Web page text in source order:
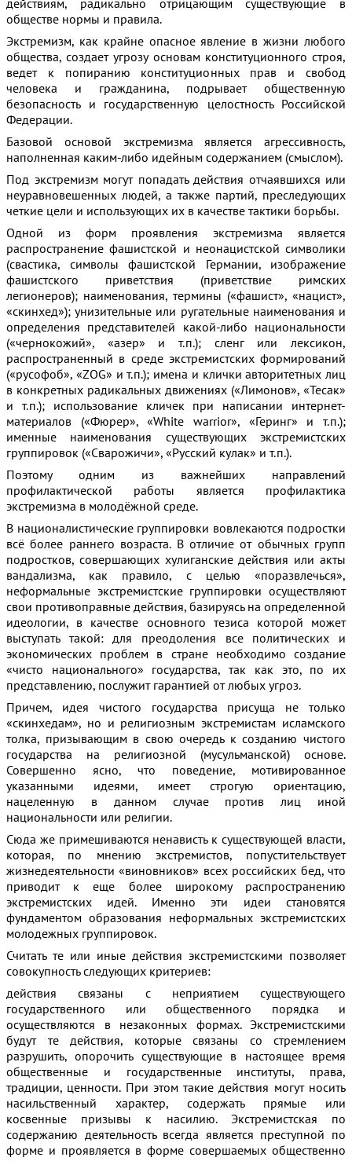
действиям, радикально отрицающим существующие в
обществе нормы и правила.
Экстремизм, как крайне опасное явление в жизни любого
общества, создает угрозу основам конституционного строя,
ведет к попиранию конституционных прав и свобод
человека и гражданина, подрывает общественную
безопасность и государственную целостность Российской
Федерации.
Базовой основой экстремизма является агрессивность,
наполненная каким-либо идейным содержанием (смыслом).
Под экстремизм могут попадать действия отчаявшихся или
неуравновешенных людей, а также партий, преследующих
четкие цели и использующих их в качестве тактики борьбы.
Одной из форм проявления экстремизма является
распространение фашистской и неонацистской символики
(свастика, символы фашистской Германии, изображение
фашистского приветствия (приветствие римских
легионеров); наименования, термины («фашист», «нацист»,
«скинхед»); унизительные или ругательные наименования и
определения представителей какой-либо национальности
(«чернокожий», «азер» и т.п.); сленг или лексикон,
распространенный в среде экстремистских формирований
(«русофоб», «ZOG» и т.п.); имена и клички авторитетных лиц
в конкретных радикальных движениях («Лимонов», «Тесак»
и т.п.); использование кличек при написании интернет-
материалов («Фюрер», «White warrior», «Геринг» и т.п.);
именные наименования существующих экстремистских
группировок («Сварожичи», «Русский кулак» и т.п.).
Поэтому одним из важнейших направлений
профилактической работы является профилактика
экстремизма в молодёжной среде.
В националистические группировки вовлекаются подростки
всё более раннего возраста. В отличие от обычных групп
подростков, совершающих хулиганские действия или акты
вандализма, как правило, с целью «поразвлечься»,
неформальные экстремистские группировки осуществляют
свои противоправные действия, базируясь на определенной
идеологии, в качестве основного тезиса которой может
выступать такой: для преодоления все политических и
экономических проблем в стране необходимо создание
«чисто национального» государства, так как это, по их
представлению, послужит гарантией от любых угроз.
Причем, идея чистого государства присуща не только
«скинхедам», но и религиозным экстремистам исламского
толка, призывающим в свою очередь к созданию чистого
государства на религиозной (мусульманской) основе.
Совершенно ясно, что поведение, мотивированное
указанными идеями, имеет строгую ориентацию,
нацеленную в данном случае против лиц иной
национальности или религии.
Сюда же примешиваются ненависть к существующей власти,
которая, по мнению экстремистов, попустительствует
жизнедеятельности «виновников» всех российских бед, что
приводит к еще более широкому распространению
экстремистских идей. Именно эти идеи становятся
фундаментом образования неформальных экстремистских
молодежных группировок.
Считать те или иные действия экстремистскими позволяет
совокупность следующих критериев:
действия связаны с неприятием существующего
государственного или общественного порядка и
осуществляются в незаконных формах. Экстремистскими
будут те действия, которые связаны со стремлением
разрушить, опорочить существующие в настоящее время
общественные и государственные институты, права,
традиции, ценности. При этом такие действия могут носить
насильственный характер, содержать прямые или
косвенные призывы к насилию. Экстремистская по
содержанию деятельность всегда является преступной по
форме и проявляется в форме совершаемых общественно